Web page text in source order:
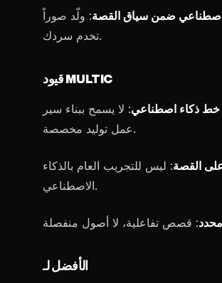
ضمن سياق القصة: ولّد صوراً
تخدم سردك.
قيود MULTIC
خط ذكاء اصطناعي: لا يسمح ببناء سير
عمل توليد مخصصة.
القصة: ليس للتجريب العام بالذكاء
الاصطناعي.
الأفضل لـ